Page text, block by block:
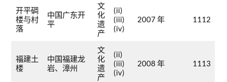
开平碉
楼与村
落
中国广东开
平
文
化
遗
产
(ii)
(iii)
(iv)
2007 年 1112
福建土
楼
中国福建龙
岩、漳州
文
化
遗
产
(ii)
(iii)
(iv)
2008 年 1113